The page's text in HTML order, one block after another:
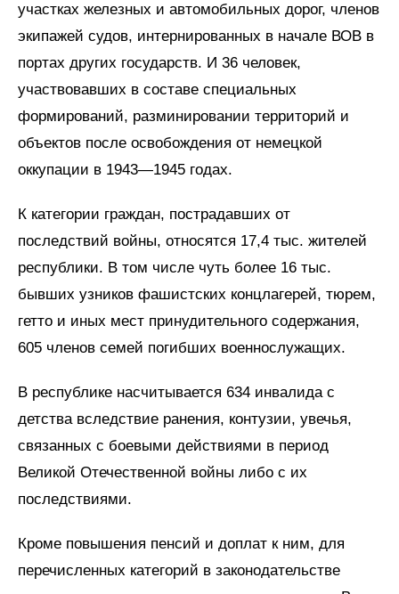
участках железных и автомобильных дорог, членов
экипажей судов, интернированных в начале ВОВ в
портах других государств. И 36 человек,
участвовавших в составе специальных
формирований, разминировании территорий и
объектов после освобождения от немецкой
оккупации в 1943—1945 годах.
К категории граждан, пострадавших от
последствий войны, относятся 17,4 тыс. жителей
республики. В том числе чуть более 16 тыс.
бывших узников фашистских концлагерей, тюрем,
гетто и иных мест принудительного содержания,
605 членов семей погибших военнослужащих.
В республике насчитывается 634 инвалида с
детства вследствие ранения, контузии, увечья,
связанных с боевыми действиями в период
Великой Отечественной войны либо с их
последствиями.
Кроме повышения пенсий и доплат к ним, для
перечисленных категорий в законодательстве